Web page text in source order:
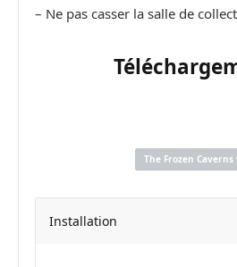
– Ne pas casser la salle de
The Frozen Caverns
Installation